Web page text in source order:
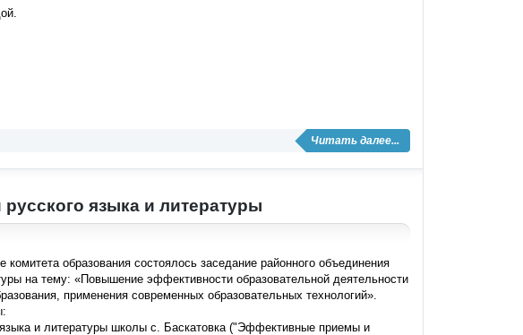
Читать далее...
языка и литературы
образования состоялось заседание районного объединения
на тему: «Повышение эффективности образовательной деятельности
применения современных образовательных технологий».
и литературы школы с. Баскатовка ("Эффективные приемы и